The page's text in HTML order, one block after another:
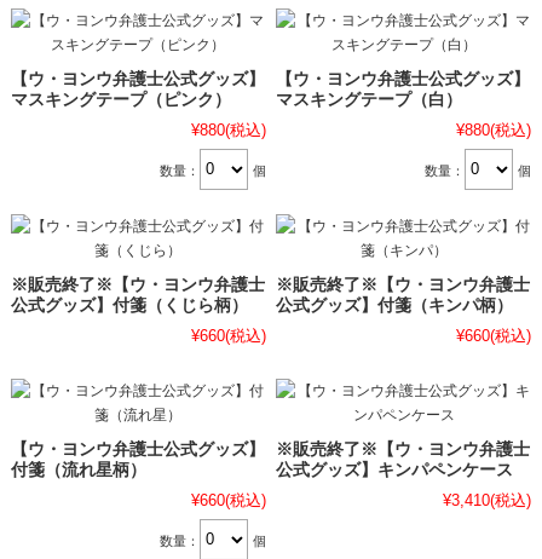
【ウ・ヨンウ弁護士公式グッズ】
マスキングテープ（ピンク）
¥880(税込)
数量： 個
【ウ・ヨンウ弁護士公式グッズ】
マスキングテープ（白）
¥880(税込)
数量： 個
※販売終了※【ウ・ヨンウ弁護士
公式グッズ】付箋（くじら柄）
¥660(税込)
※販売終了※【ウ・ヨンウ弁護士
公式グッズ】付箋（キンパ柄）
¥660(税込)
【ウ・ヨンウ弁護士公式グッズ】
付箋（流れ星柄）
¥660(税込)
数量： 個
※販売終了※【ウ・ヨンウ弁護士
公式グッズ】キンパペンケース
¥3,410(税込)